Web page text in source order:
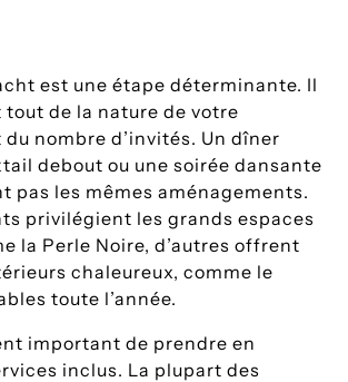
est une étape déterminante. Il
tout de la nature de votre
nombre d’invités. Un dîner
debout ou une soirée dansante
pas les mêmes aménagements.
privilégient les grands espaces
la Perle Noire, d’autres offrent
chaleureux, comme le
toute l’année.
important de prendre en
inclus. La plupart des